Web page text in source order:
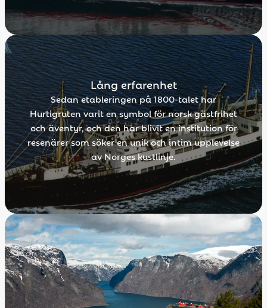
Lång erfarenhet
Sedan etableringen på 1800-talet har
Hurtigruten varit en symbol för norsk gästfrihet
och äventyr, och den har blivit en institution för
resenärer som söker en unik och intim upplevelse
av Norges kustlinje.